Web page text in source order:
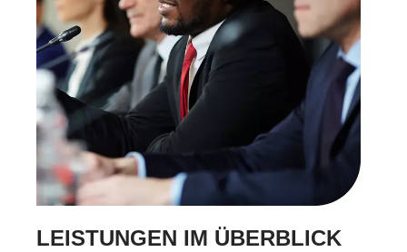
LEISTUNGEN IM ÜBERBLICK